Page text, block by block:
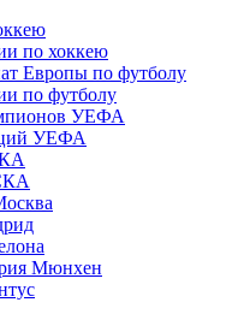
по хоккею
Европы по футболу
по футболу
УЕФА
УЕФА
Мюнхен